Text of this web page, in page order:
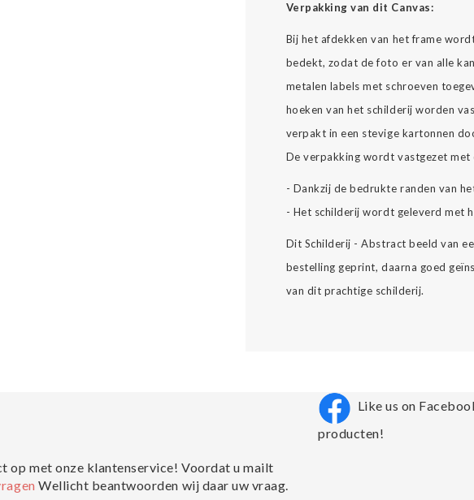
Verpakking van dit Canvas:
Bij het afdekken van het frame
bedekt, zodat de foto er van alle
metalen labels met schroeven
hoeken van het schilderij worden
verpakt in een stevige kartonnen
De verpakking wordt vastgezet met
- Dankzij de bedrukte randen van
- Het schilderij wordt geleverd met
Dit Schilderij - Abstract beeld van
bestelling geprint, daarna goed
van dit prachtige schilderij.
op met onze klantenservice! Voordat u mailt
Wellicht beantwoorden wij daar uw vraag.
Like us on
producten!